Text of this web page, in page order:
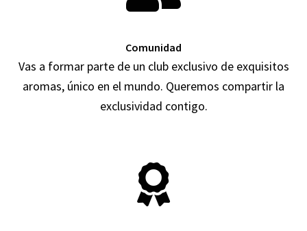
Comunidad
Vas a formar parte de un club exclusivo de exquisitos
aromas, único en el mundo. Queremos compartir la
exclusividad contigo.